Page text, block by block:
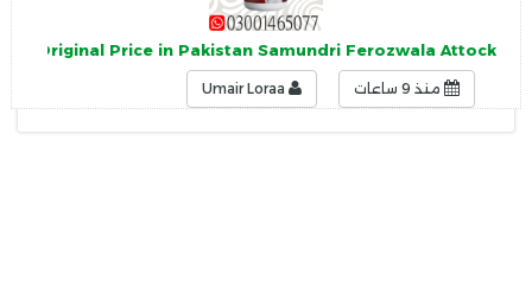
Original Price in Pakistan Samundri Ferozwala Attock
منذ 9 ساعات